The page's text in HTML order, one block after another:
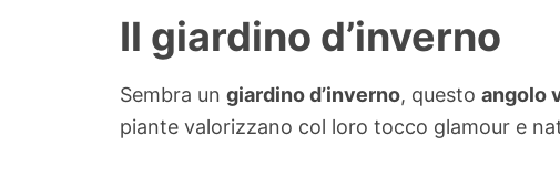
Il giardino d’inverno
Sembra un giardino d’inverno, questo angolo
piante valorizzano col loro tocco glamour e